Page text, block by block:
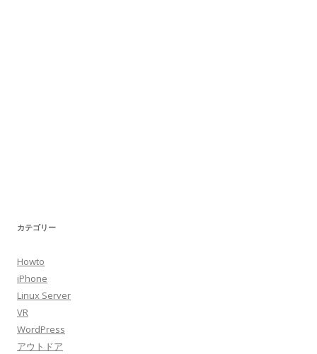
カテゴリー
Howto
iPhone
Linux Server
VR
WordPress
アウトドア